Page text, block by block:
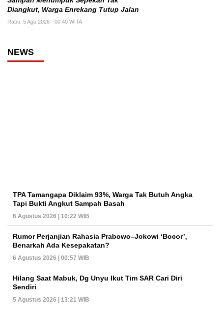
Diangkut, Warga Enrekang Tutup Jalan
Rabu, 5 Agu 2026 - 00:40 WITA
NEWS
TPA Tamangapa Diklaim 93%, Warga Tak Butuh Angka
Tapi Bukti Angkut Sampah Basah
6 Agustus 2026 | 10:22 WIB
Rumor Perjanjian Rahasia Prabowo–Jokowi ‘Bocor’,
Benarkah Ada Kesepakatan?
6 Agustus 2026 | 00:57 WIB
Hilang Saat Mabuk, Dg Unyu Ikut Tim SAR Cari Diri
Sendiri
5 Agustus 2026 | 13:21 WIB